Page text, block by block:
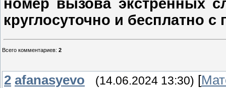
номер вызова экстренных
круглосуточно и бесплатно
Всего комментариев: 2
2 afanasyevo (14.06.2024 13:30) [